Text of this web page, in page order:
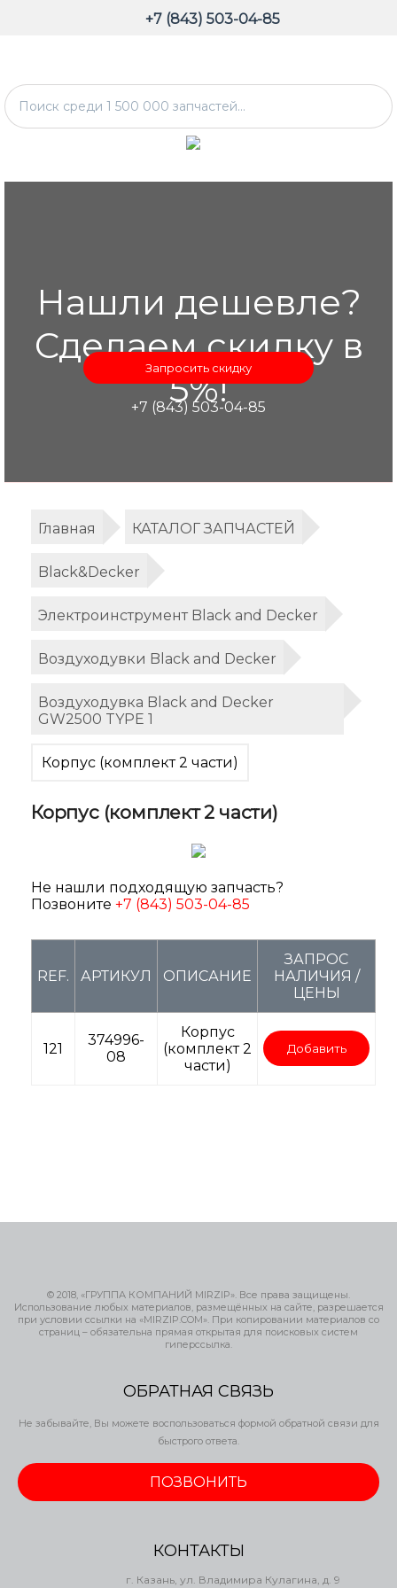
+7 (843) 503-04-85
Нашли дешевле?
Сделаем скидку в
5%!
Запросить скидку
+7 (843) 503-04-85
Главная КАТАЛОГ ЗАПЧАСТЕЙ
Black&Decker
Электроинструмент Black and Decker
Воздуходувки Black and Decker
Воздуходувка Black and Decker
GW2500 TYPE 1
Корпус (комплект 2 части)
Корпус (комплект 2 части)
Не нашли подходящую запчасть?
Позвоните +7 (843) 503-04-85
REF. АРТИКУЛ ОПИСАНИЕ
ЗАПРОС
НАЛИЧИЯ /
ЦЕНЫ
121
374996-
08
Корпус
(комплект 2
части)
Добавить
© 2018, «ГРУППА КОМПАНИЙ MIRZIP». Все права защищены.
Использование любых материалов, размещённых на сайте, разрешается
при условии ссылки на «MIRZIP.COM». При копировании материалов со
страниц – обязательна прямая открытая для поисковых систем
гиперссылка.
ОБРАТНАЯ СВЯЗЬ
Не забывайте, Вы можете воспользоваться формой обратной связи для
быстрого ответа.
ПОЗВОНИТЬ
КОНТАКТЫ
г. Казань, ул. Владимира Кулагина, д. 9